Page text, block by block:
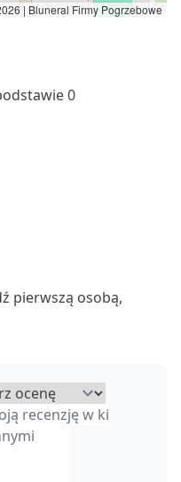
| Bluneral Firmy Pogrzebowe
0
pierwszą osobą,